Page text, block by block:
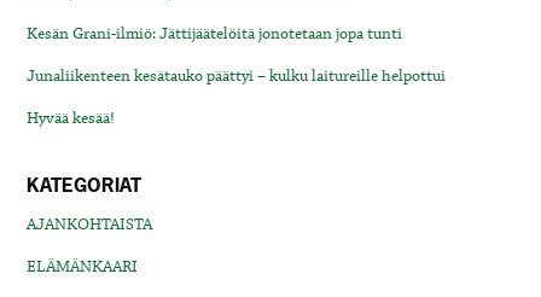
Kesän Grani-ilmiö: Jättijäätelöitä jonotetaan jopa tunti
Junaliikenteen kesätauko päättyi – kulku laitureille helpottui
Hyvää kesää!
KATEGORIAT
AJANKOHTAISTA
ELÄMÄNKAARI